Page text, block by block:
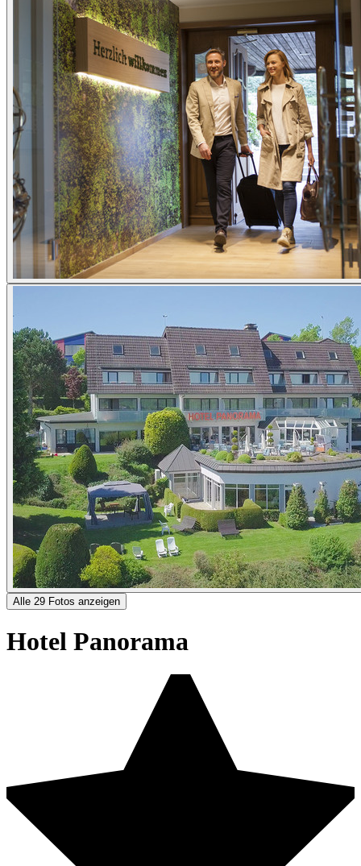
Alle 29 Fotos anzeigen
Hotel Panorama